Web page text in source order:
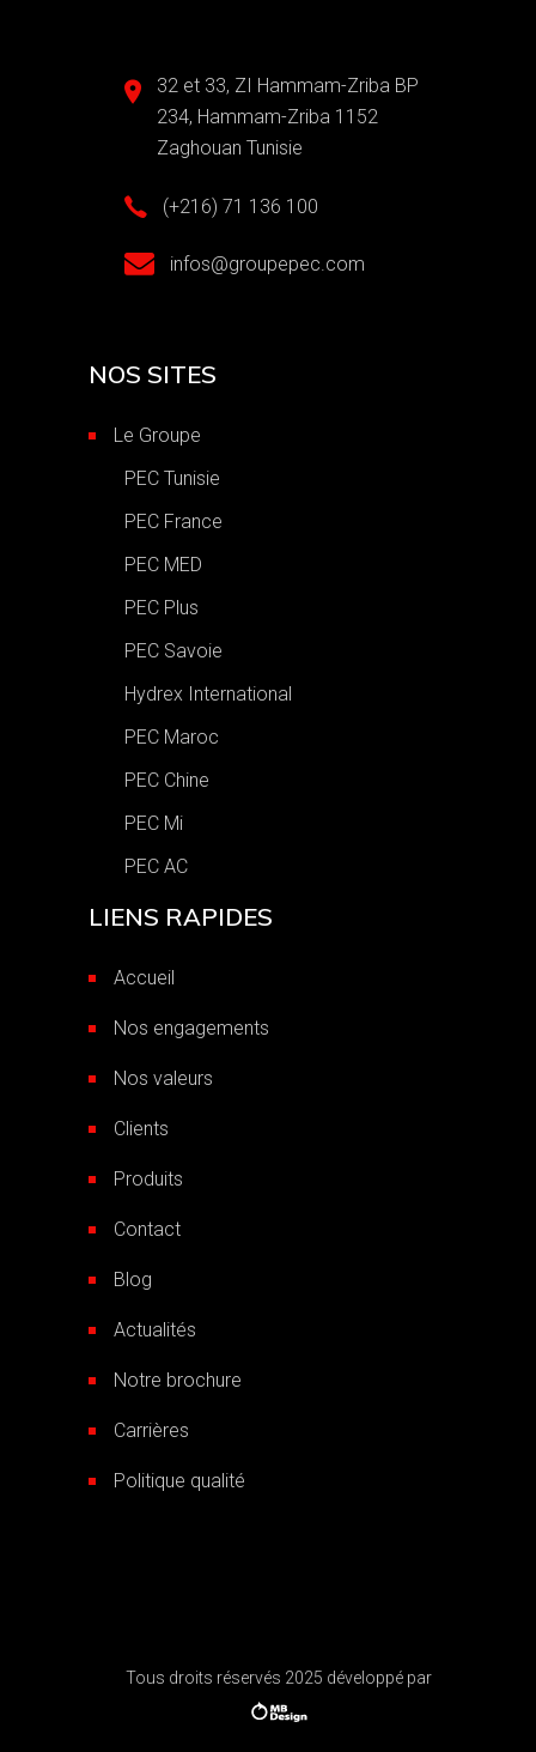
32 et 33, ZI Hammam-Zriba BP
234, Hammam-Zriba 1152
Zaghouan Tunisie
(+216) 71 136 100
infos@groupepec.com
NOS SITES
Le Groupe
PEC Tunisie
PEC France
PEC MED
PEC Plus
PEC Savoie
Hydrex International
PEC Maroc
PEC Chine
PEC Mi
PEC AC
LIENS RAPIDES
Accueil
Nos engagements
Nos valeurs
Clients
Produits
Contact
Blog
Actualités
Notre brochure
Carrières
Politique qualité
Tous droits réservés 2025 développé par